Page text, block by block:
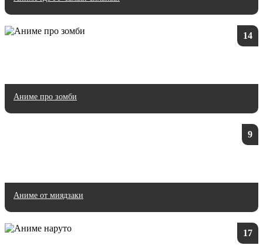
14
Аниме про зомби
9
Аниме от миядзаки
17